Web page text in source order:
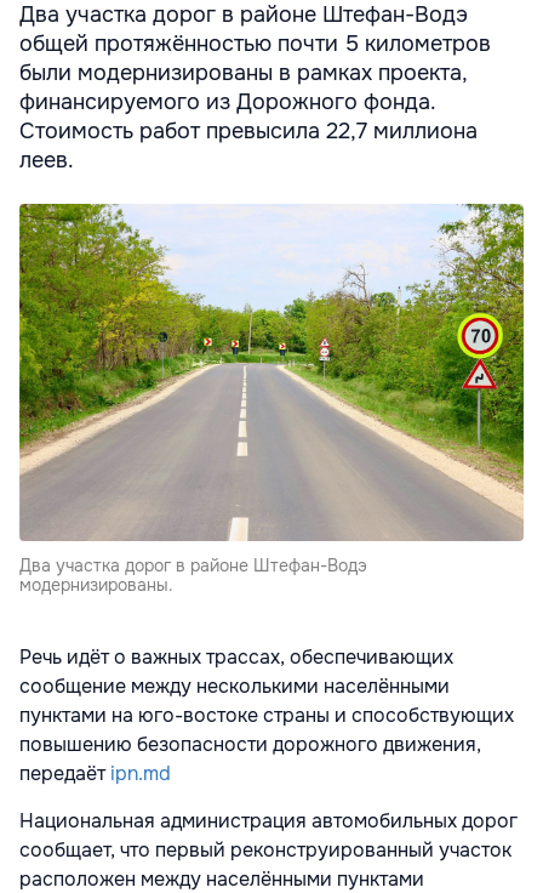
Два участка дорог в районе Штефан-Водэ
общей протяжённостью почти 5 километров
были модернизированы в рамках проекта,
финансируемого из Дорожного фонда.
Стоимость работ превысила 22,7 миллиона
леев.
Два участка дорог в районе Штефан-Водэ
модернизированы.
Речь идёт о важных трассах, обеспечивающих
сообщение между несколькими населёнными
пунктами на юго-востоке страны и способствующих
повышению безопасности дорожного движения,
передаётipn.md
Национальная администрация автомобильных дорог
сообщает, что первый реконструированный участок
расположен между населёнными пунктами